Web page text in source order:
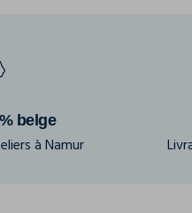
belge
à Namur